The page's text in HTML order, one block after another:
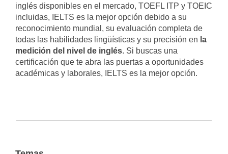
inglés disponibles en el mercado, TOEFL ITP y TOEIC
incluidas, IELTS es la mejor opción debido a su
reconocimiento mundial, su evaluación completa de
todas las habilidades lingüísticas y su precisión en la
medición del nivel de inglés. Si buscas una
certificación que te abra las puertas a oportunidades
académicas y laborales, IELTS es la mejor opción.